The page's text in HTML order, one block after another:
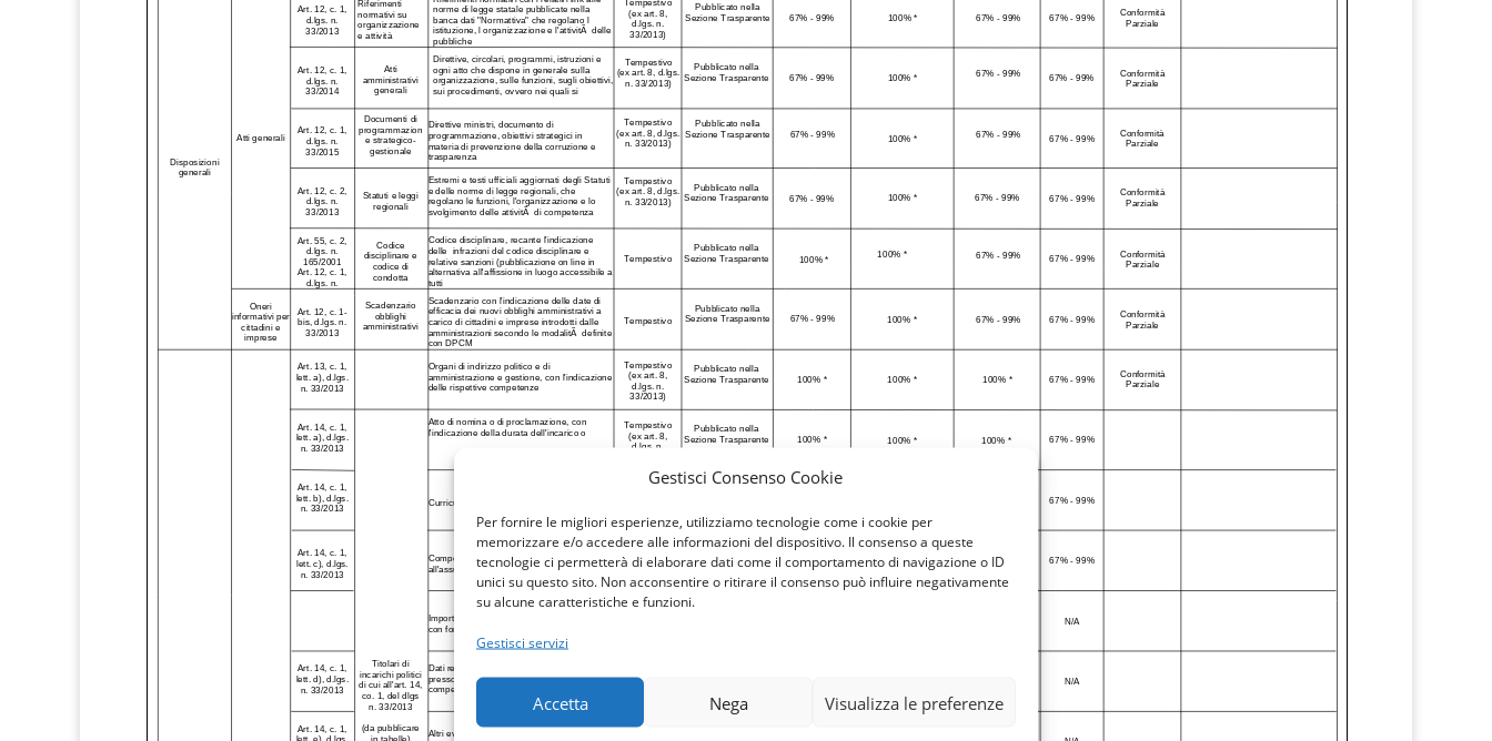
Gestisci Consenso Cookie
Per fornire le migliori esperienze, utilizziamo tecnologie come i cookie per
memorizzare e/o accedere alle informazioni del dispositivo. Il consenso a queste
tecnologie ci permetterà di elaborare dati come il comportamento di navigazione o ID
unici su questo sito. Non acconsentire o ritirare il consenso può influire negativamente
su alcune caratteristiche e funzioni.
Gestisci servizi
Accetta Nega Visualizza le preferenze